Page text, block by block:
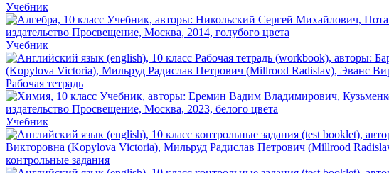
Учебник
Учебник
Рабочая тетрадь
Учебник
контрольные задания